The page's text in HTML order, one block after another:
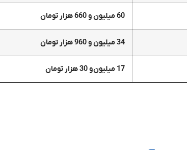
60 میلیون و 660 هزار تومان
34 میلیون و 960 هزار تومان
17 میلیون و 30 هزار تومان